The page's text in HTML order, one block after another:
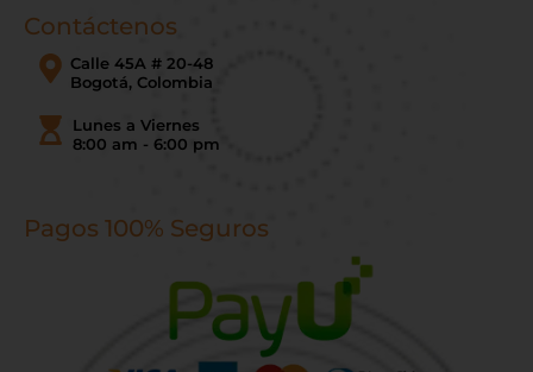
Contáctenos
Calle 45A # 20-48
Bogotá, Colombia
Lunes a Viernes
8:00 am - 6:00 pm
Pagos 100% Seguros